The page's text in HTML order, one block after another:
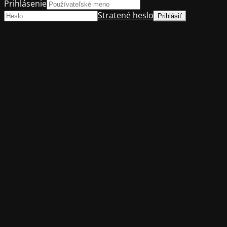
Prihlásenie
Stratené heslo